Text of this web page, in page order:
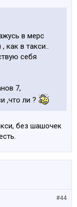
в мерс
как в такси..
себя
7,
,что ли ?
без шашочек
#44